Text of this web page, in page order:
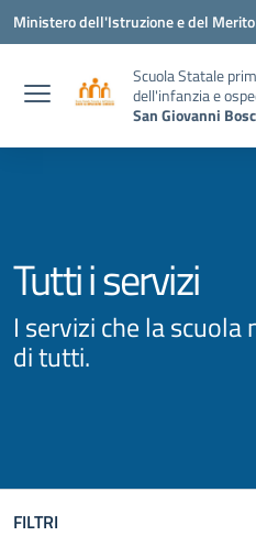
Vai ai contenuti
Vai al menu di navigazione
Vai al footer
Ministero dell'Istruzione e del Merito
Scuola Statale
dell'infanzia e
San Giovanni
Tutti i servizi
I servizi che la
di tutti.
FILTRI